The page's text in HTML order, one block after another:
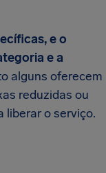
e o
e a
alguns oferecem
reduzidas ou
liberar o serviço.